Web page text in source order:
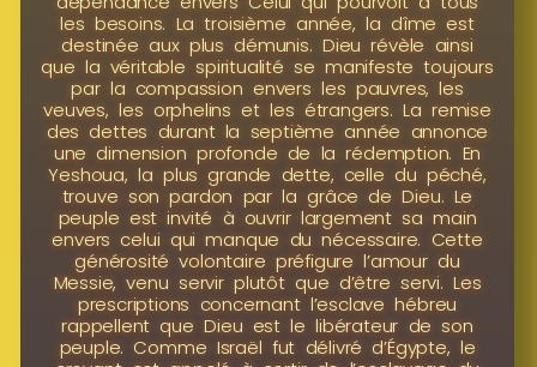
les besoins. La troisième année, la dîme est
destinée aux plus démunis. Dieu révèle ainsi
que la véritable spiritualité se manifeste toujours
par la compassion envers les pauvres, les
veuves, les orphelins et les étrangers. La remise
des dettes durant la septième année annonce
une dimension profonde de la rédemption. En
Yeshoua, la plus grande dette, celle du péché,
trouve son pardon par la grâce de Dieu. Le
peuple est invité à ouvrir largement sa main
envers celui qui manque du nécessaire. Cette
générosité volontaire préfigure l’amour du
Messie, venu servir plutôt que d’être servi. Les
prescriptions concernant l’esclave hébreu
rappellent que Dieu est le libérateur de son
peuple. Comme Israël fut délivré d’Égypte, le